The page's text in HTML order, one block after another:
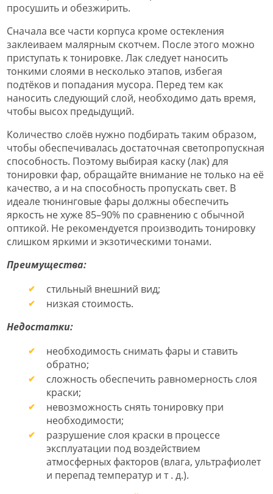
просушить и обезжирить.
Сначала все части корпуса кроме остекления
заклеиваем малярным скотчем. После этого можно
приступать к тонировке. Лак следует наносить
тонкими слоями в несколько этапов, избегая
подтёков и попадания мусора. Перед тем как
наносить следующий слой, необходимо дать время,
чтобы высох предыдущий.
Количество слоёв нужно подбирать таким образом,
чтобы обеспечивалась достаточная светопропускная
способность. Поэтому выбирая каску (лак) для
тонировки фар, обращайте внимание не только на её
качество, а и на способность пропускать свет. В
идеале тюнинговые фары должны обеспечить
яркость не хуже 85–90% по сравнению с обычной
оптикой. Не рекомендуется производить тонировку
слишком яркими и экзотическими тонами.
Преимущества:
стильный внешний вид;
низкая стоимость.
Недостатки:
необходимость снимать фары и ставить
обратно;
сложность обеспечить равномерность слоя
краски;
невозможность снять тонировку при
необходимости;
разрушение слоя краски в процессе
эксплуатации под воздействием
атмосферных факторов (влага, ультрафиолет
и перепад температур и т . д.).